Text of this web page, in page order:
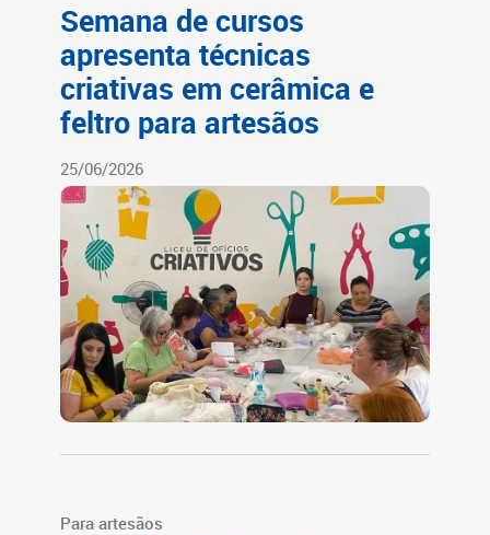
Semana de cursos
apresenta técnicas
criativas em cerâmica e
feltro para artesãos
25/06/2026
Para artesãos